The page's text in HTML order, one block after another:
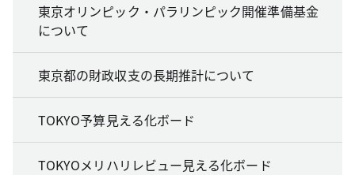
東京オリンピック・パラリンピック開催準備基金
について
東京都の財政収支の長期推計について
TOKYO予算見える化ボード
TOKYOメリハリレビュー見える化ボード